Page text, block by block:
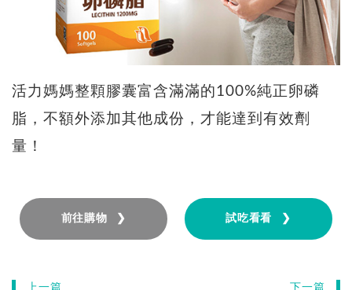
活力媽媽整顆膠囊富含滿滿的100%純正卵磷
脂，不額外添加其他成份，才能達到有效劑
量！
前往購物 ❯ 試吃看看 ❯
上一篇 下一篇